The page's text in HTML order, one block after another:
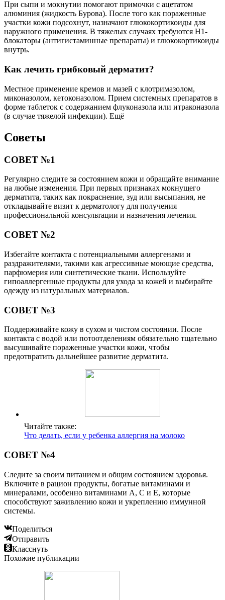
При сыпи и мокнутии помогают примочки с ацетатом
алюминия (жидкость Бурова). После того как пораженные
участки кожи подсохнут, назначают глюкокортикоиды для
наружного применения. В тяжелых случаях требуются H1-
блокаторы (антигистаминные препараты) и глюкокортикоиды
внутрь.
Как лечить грибковый дерматит?
Местное применение кремов и мазей с клотримазолом,
миконазолом, кетоконазолом. Прием системных препаратов в
форме таблеток с содержанием флуконазола или итраконазола
(в случае тяжелой инфекции). Ещё
Советы
СОВЕТ №1
Регулярно следите за состоянием кожи и обращайте внимание
на любые изменения. При первых признаках мокнущего
дерматита, таких как покраснение, зуд или высыпания, не
откладывайте визит к дерматологу для получения
профессиональной консультации и назначения лечения.
СОВЕТ №2
Избегайте контакта с потенциальными аллергенами и
раздражителями, такими как агрессивные моющие средства,
парфюмерия или синтетические ткани. Используйте
гипоаллергенные продукты для ухода за кожей и выбирайте
одежду из натуральных материалов.
СОВЕТ №3
Поддерживайте кожу в сухом и чистом состоянии. После
контакта с водой или потоотделениям обязательно тщательно
высушивайте пораженные участки кожи, чтобы
предотвратить дальнейшее развитие дерматита.
Читайте также:
Что делать, если у ребенка аллергия на молоко
СОВЕТ №4
Следите за своим питанием и общим состоянием здоровья.
Включите в рацион продукты, богатые витаминами и
минералами, особенно витаминами A, C и E, которые
способствуют заживлению кожи и укреплению иммунной
системы.
Поделиться
Отправить
Класснуть
Похожие публикации